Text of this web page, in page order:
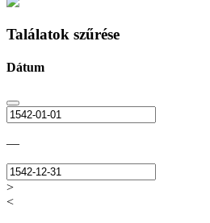
Találatok szűrése
Dátum
—
>
<